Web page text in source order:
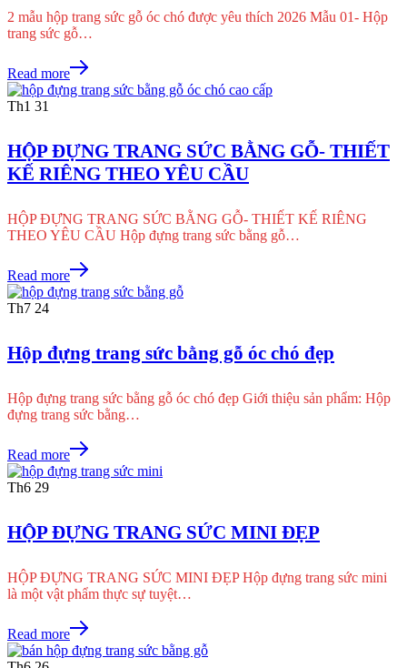
2 mẫu hộp trang sức gỗ óc chó được yêu thích 2026 Mẫu 01- Hộp
trang sức gỗ…
Read more
Th1 31
HỘP ĐỰNG TRANG SỨC BẰNG GỖ- THIẾT
KẾ RIÊNG THEO YÊU CẦU
HỘP ĐỰNG TRANG SỨC BẰNG GỖ- THIẾT KẾ RIÊNG
THEO YÊU CẦU Hộp đựng trang sức bằng gỗ…
Read more
Th7 24
Hộp đựng trang sức bằng gỗ óc chó đẹp
Hộp đựng trang sức bằng gỗ óc chó đẹp Giới thiệu sản phẩm: Hộp
đựng trang sức bằng…
Read more
Th6 29
HỘP ĐỰNG TRANG SỨC MINI ĐẸP
HỘP ĐỰNG TRANG SỨC MINI ĐẸP Hộp đựng trang sức mini
là một vật phẩm thực sự tuyệt…
Read more